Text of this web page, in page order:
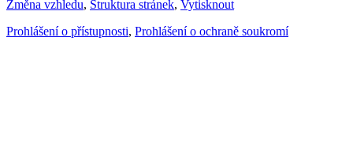
Změna vzhledu, Struktura stránek, Vytisknout
Prohlášení o přístupnosti, Prohlášení o ochraně soukromí